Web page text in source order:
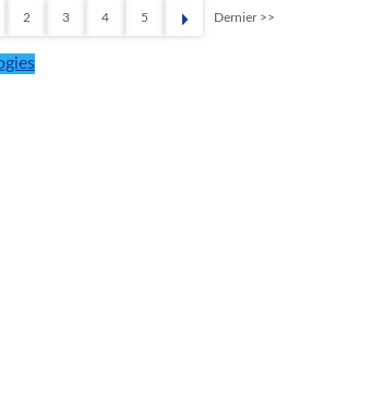
Page
2
Page
3
Page
4
Page
5
Dernière
Dernier >>